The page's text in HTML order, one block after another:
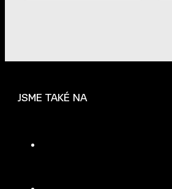
JSME TAKÉ NA